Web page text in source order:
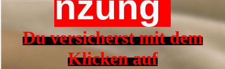
Du versicherst mit dem
Klicken auf